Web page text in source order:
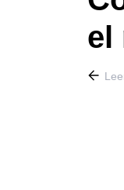
el